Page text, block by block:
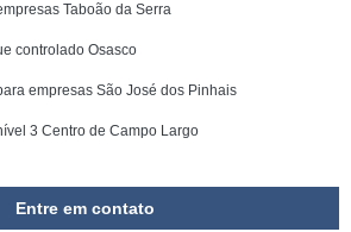
Taboão da Serra
controlado Osasco
empresas São José dos Pinhais
3 Centro de Campo Largo
Entre em contato